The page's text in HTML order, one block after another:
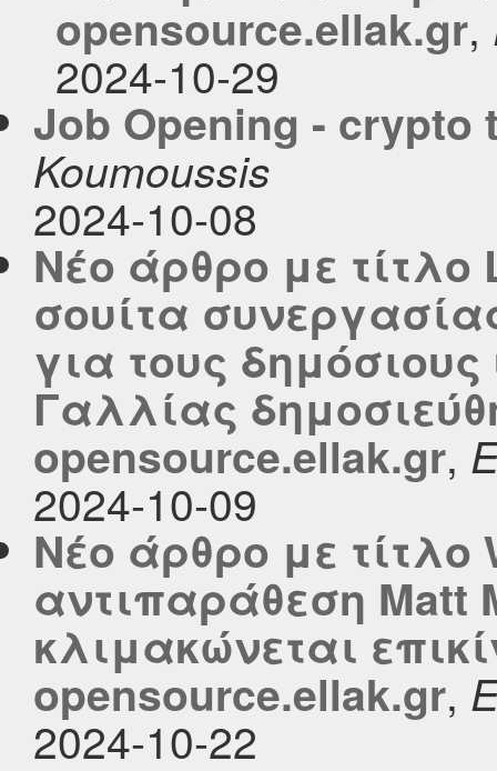
opensource.ellak.gr,
2024-10-29
Job Opening - crypto
Koumoussis
2024-10-08
Νέο άρθρο με
σουίτα
για τους
Γαλλίας
opensource.ellak.gr,
2024-10-09
Νέο άρθρο με τίτλο
αντιπαράθεση Matt
κλιμακώνεται
opensource.ellak.gr,
2024-10-22